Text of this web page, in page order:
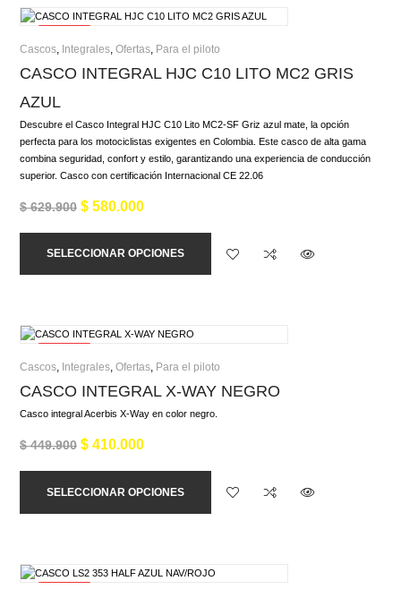
Cascos, Integrales, Ofertas, Para el piloto
CASCO INTEGRAL HJC C10 LITO MC2 GRIS
AZUL
Descubre el Casco Integral HJC C10 Lito MC2-SF Griz azul mate, la opción
perfecta para los motociclistas exigentes en Colombia. Este casco de alta gama
combina seguridad, confort y estilo, garantizando una experiencia de conducción
superior. Casco con certificación Internacional CE 22.06
$629.900 $ 580.000
SELECCIONAR OPCIONES
Cascos, Integrales, Ofertas, Para el piloto
CASCO INTEGRAL X-WAY NEGRO
Casco integral Acerbis X-Way en color negro.
$449.900 $ 410.000
SELECCIONAR OPCIONES